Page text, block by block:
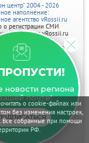
о cookie-файлах или
без изменения настроек,
Все собранные при помощи
РФ.
новости региона
почте!
центр" 2004 - 2026
наполнение:
агентство vRossii.ru
о регистрации СМИ
агентства vRossii.ru
04 марта
Нарыков А. Н.
размещаются на
"Умный маркетинг"
70-40,
могут содержать
предназначенную для
до 18 лет.
обработки